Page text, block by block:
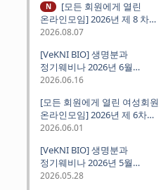
N
온라인모임] 2026년 제 8 차
정기모임 (8월 12일 수요일 저녁
경험담
2026.08.07
[VeKNI BIO] 생명분과
정기웨비나 2026년 6월
(2026.06.18 Thu 9:00PM)
2026.06.16
[모든 회원에게 열린 여성회원
온라인모임] 2026년 제 6차
정기모임 (6월 10일 수요일 저녁
2026.06.01
[VeKNI BIO] 생명분과
정기웨비나 2026년 5월
(2026.05.28 Thu 9:00PM)
2026.05.28